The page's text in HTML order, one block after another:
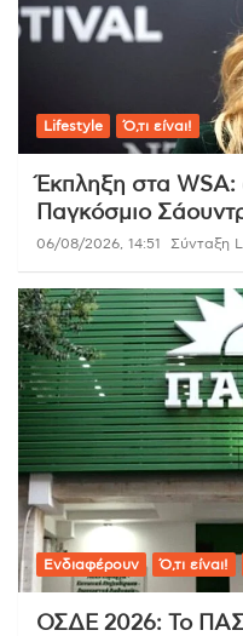
Lifestyle Ό,τι είναι!
Έκπληξη στα WSA:
Παγκόσμιο
06/08/2026, 14:51 Σύνταξη
Ενδιαφέρουν Ό,τι είναι!
ΟΣΔΕ 2026: Το